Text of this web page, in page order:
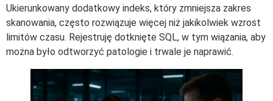
Ukierunkowany dodatkowy indeks, który zmniejsza zakres
skanowania, często rozwiązuje więcej niż jakikolwiek wzrost
limitów czasu. Rejestruję dotknięte SQL, w tym wiązania, aby
można było odtworzyć patologie i trwale je naprawić.